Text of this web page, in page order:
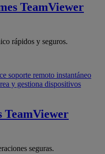
TeamViewer
rápidos y seguros.
soporte remoto instantáneo
y gestiona dispositivos
TeamViewer
seguras.